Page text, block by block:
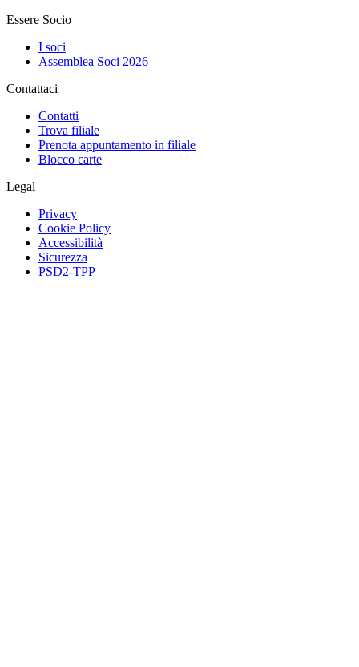
Essere Socio
I soci
Assemblea Soci 2026
Contattaci
Contatti
Trova filiale
Prenota appuntamento in filiale
Blocco carte
Legal
Privacy
Cookie Policy
Accessibilità
Sicurezza
PSD2-TPP